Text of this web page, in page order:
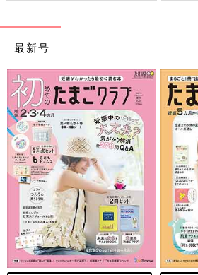
最新号